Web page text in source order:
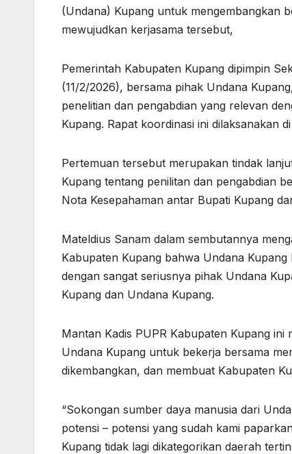
(Undana) Kupang untuk mengembangkan
mewujudkan kerjasama tersebut,
Pemerintah Kabupaten Kupang dipimpin
(11/2/2026), bersama pihak Undana
penelitian dan pengabdian yang relevan
Kupang. Rapat koordinasi ini dilaksanakan
Pertemuan tersebut merupakan tindak
Kupang tentang penilitan dan pengabdian
Nota Kesepahaman antar Bupati Kupang
Mateldius Sanam dalam sembutannya
Kabupaten Kupang bahwa Undana
dengan sangat seriusnya pihak Undana
Kupang dan Undana Kupang.
Mantan Kadis PUPR Kabupaten Kupang
Undana Kupang untuk bekerja bersama
dikembangkan, dan membuat Kabupaten
“Sokongan sumber daya manusia dari
potensi – potensi yang sudah kami
Kupang tidak lagi dikategorikan daerah